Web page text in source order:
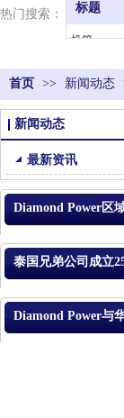
标题
机箱、
控制器、
热门搜索：
首页 >> 新闻动态
新闻动态
最新资讯
Diamond Power区
最新资讯
泰国兄弟公司成立
Diamond Power与